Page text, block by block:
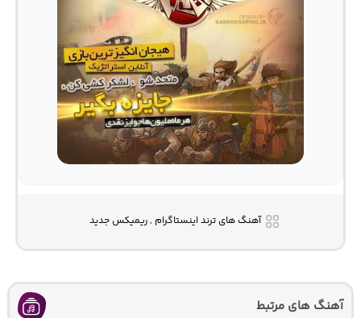
آهنگ های ترند اینستاگرام , ریمیکس جدید
آهنگ های مرتبط